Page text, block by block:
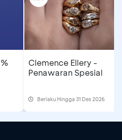
Clemence Ellery -
Penawaran Spesial
Berlaku Hingga 31 Des 2026